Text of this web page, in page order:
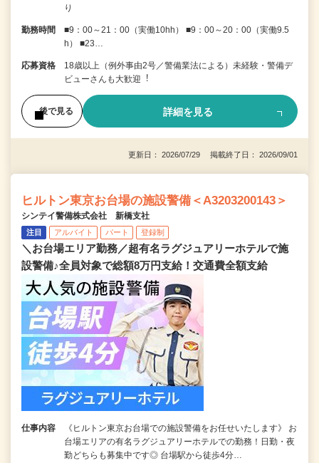
り
勤務時間
■9：00～21：00（実働10hh） ■9：00～20：00（実働9.5
h） ■23…
応募資格
18歳以上（例外事由2号／警備業法による）未経験・警備デ
ビューさんも⼤歓迎︕
後で見る 詳細を見る
更新日： 2026/07/29 掲載終了日： 2026/09/01
ヒルトン東京お台場の施設警備＜A3203200143＞
シンテイ警備株式会社 新橋支社
注目 アルバイト パート 登録制
＼お台場エリア勤務／超有名ラグジュアリーホテルで施
設警備♪全員対象で総額8万円支給！交通費全額支給
仕事内容
《ヒルトン東京お台場での施設警備をお任せいたします》 お
台場エリアの有名ラグジュアリーホテルでの勤務！日勤・夜
勤どちらも募集中です◎ 台場駅から徒歩4分…